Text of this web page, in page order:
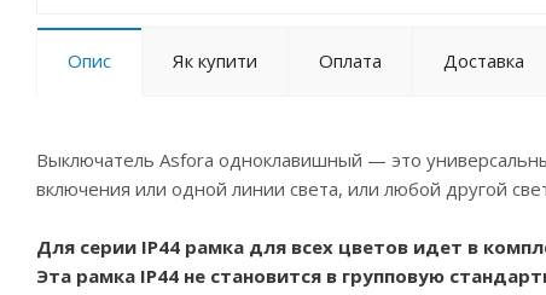
Опис Як купити Оплата Доставка
Выключатель Asfora одноклавишный — это
включения или одной линии света, или любой другой
Для серии IP44 рамка для всех цветов идет в
Эта рамка IP44 не становится в групповую